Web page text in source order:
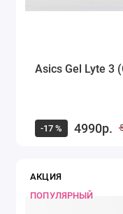
Asics Gel Lyte 3
-17 % 4990р.
АКЦИЯ
ПОПУЛЯРНЫЙ